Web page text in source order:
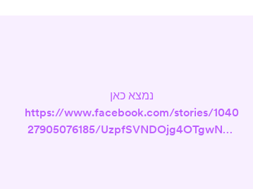
נמצא כאן
https://www.facebook.com/stories/1040
27905076185/UzpfSVNDOjg4OTgwNTE